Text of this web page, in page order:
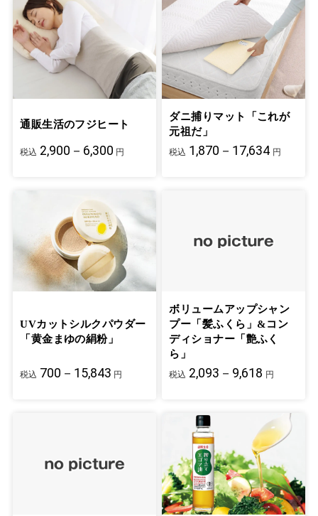
通販生活のフジヒート
税込 2,900－6,300 円
ダニ捕りマット「これが
元祖だ」
税込 1,870－17,634 円
UVカットシルクパウダー
「黄金まゆの絹粉」
税込 700－15,843 円
ボリュームアップシャン
プー「髪ふくら」&コン
ディショナー「艶ふく
ら」
税込 2,093－9,618 円